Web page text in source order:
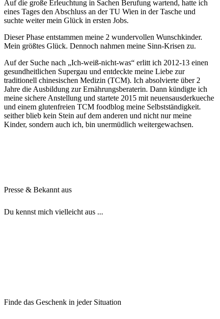
Auf die große Erleuchtung in Sachen Berufung wartend, hatte ich
eines Tages den Abschluss an der TU Wien in der Tasche und
suchte weiter mein Glück in ersten Jobs.
Dieser Phase entstammen meine 2 wundervollen Wunschkinder.
Mein größtes Glück. Dennoch nahmen meine Sinn-Krisen zu.
Auf der Suche nach „Ich-weiß-nicht-was“ erlitt ich 2012-13 einen
gesundheitlichen Supergau und entdeckte meine Liebe zur
traditionell chinesischen Medizin (TCM). Ich absolvierte über 2
Jahre die Ausbildung zur Ernährungsberaterin. Dann kündigte ich
meine sichere Anstellung und startete 2015 mit neuensausderkueche
und einem glutenfreien TCM foodblog meine Selbstständigkeit.
seither blieb kein Stein auf dem anderen und nicht nur meine
Kinder, sondern auch ich, bin unermüdlich weitergewachsen.
Presse & Bekannt aus
Du kennst mich vielleicht aus ...
Finde das Geschenk in jeder Situation